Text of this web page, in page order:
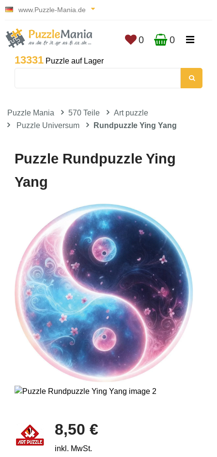
www.Puzzle-Mania.de
13331 Puzzle auf Lager
0 0
Puzzle Mania 570 Teile
Art puzzle
Puzzle Universum
Rundpuzzle Ying Yang
Puzzle Rundpuzzle Ying
Yang
8,50 €
inkl. MwSt.